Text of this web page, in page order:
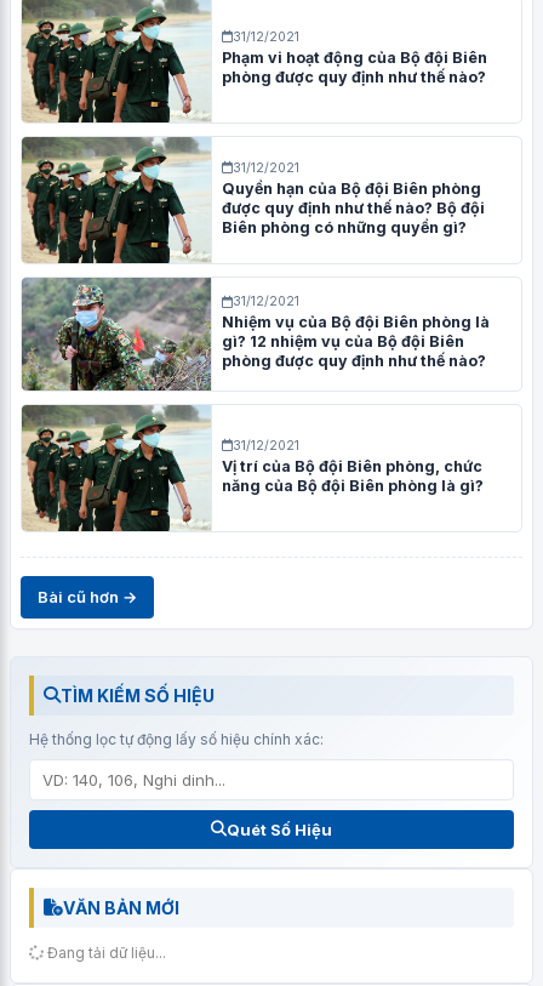
31/12/2021
Phạm vi hoạt động của Bộ đội Biên
phòng được quy định như thế nào?
31/12/2021
Quyền hạn của Bộ đội Biên phòng
được quy định như thế nào? Bộ đội
Biên phòng có những quyền gì?
31/12/2021
Nhiệm vụ của Bộ đội Biên phòng là
gì? 12 nhiệm vụ của Bộ đội Biên
phòng được quy định như thế nào?
31/12/2021
Vị trí của Bộ đội Biên phòng, chức
năng của Bộ đội Biên phòng là gì?
Bài cũ hơn →
TÌM KIẾM SỐ HIỆU
Hệ thống lọc tự động lấy số hiệu chính xác:
Quét Số Hiệu
VĂN BẢN MỚI
Đang tải dữ liệu...